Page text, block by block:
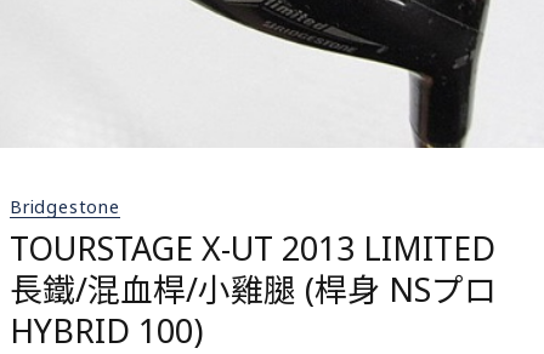
Bridgestone
TOURSTAGE X-UT 2013 LIMITED
長鐵/混血桿/小雞腿 (桿身 NSプロ
HYBRID 100)